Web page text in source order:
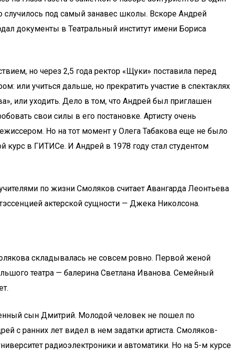
случилось под самый занавес школы. Вскоре Андрей
документы в Театральный институт имени Бориса
но через 2,5 года ректор «Щуки» поставила перед
или учиться дальше, но прекратить участие в спектаклях
или уходить. Дело в том, что Андрей был приглашен
свои силы в его постановке. Артисту очень
Но на тот момент у Олега Табакова еще не было
курс в ГИТИСе. И Андрей в 1978 году стал студентом
по жизни Смоляков считает Авангарда Леонтьева
актерской сущности — Джека Николсона.
складывалась не совсем ровно. Первой женой
театра — балерина Светлана Иванова. Семейный
сын Дмитрий. Молодой человек не пошел по
с ранних лет видел в нем задатки артиста. Смоляков-
радиоэлектроники и автоматики. Но на 5-м курсе